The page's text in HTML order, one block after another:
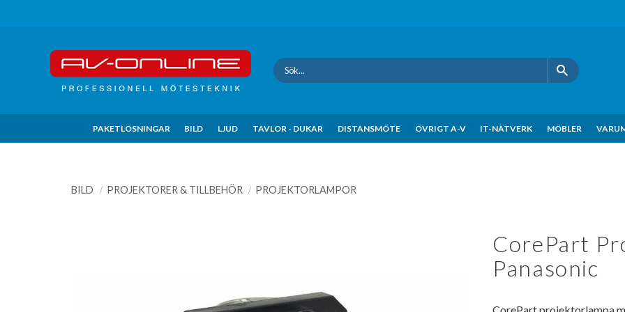
PAKETLÖSNINGAR BILD LJUD TAVLOR - DUKAR DISTANSMÖTE ÖVRIGT A-V IT-NÄTVERK MÖBLER
BILD PROJEKTORER & TILLBEHÖR PROJEKTORLAMPOR
CorePart
Panasonic